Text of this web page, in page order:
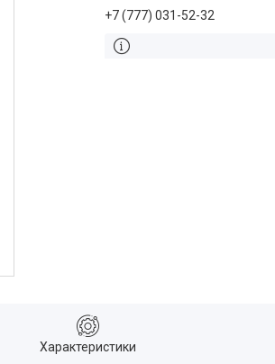
+7 (777) 031-52-32
Характеристики